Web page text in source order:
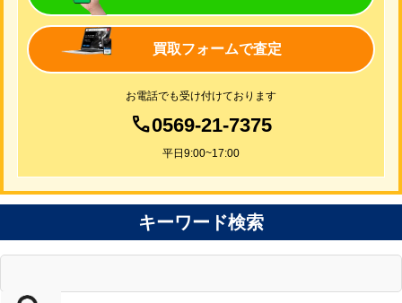
買取フォームで査定
お電話でも受け付けております
0569-21-7375
平日9:00~17:00
キーワード検索